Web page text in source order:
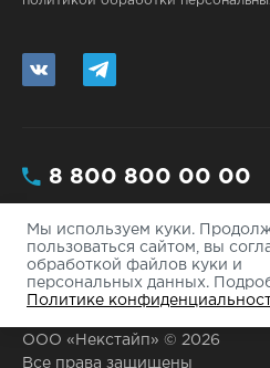
8 800 800 00 00
Москва, ул. Большая, 112/3
info@site.ru
ООО «Некстайп» © 2026
Все права защищены
Мы используем куки.
пользоваться сайтом, вы
обработкой файлов куки и
персональных данных.
Политике